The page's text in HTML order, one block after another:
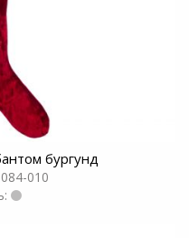
бургунд
010